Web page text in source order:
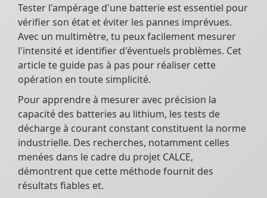
Tester l'ampérage d'une batterie est essentiel pour
vérifier son état et éviter les pannes imprévues.
Avec un multimètre, tu peux facilement mesurer
l'intensité et identifier d'éventuels problèmes. Cet
article te guide pas à pas pour réaliser cette
opération en toute simplicité.
Pour apprendre à mesurer avec précision la
capacité des batteries au lithium, les tests de
décharge à courant constant constituent la norme
industrielle. Des recherches, notamment celles
menées dans le cadre du projet CALCE,
démontrent que cette méthode fournit des
résultats fiables et.